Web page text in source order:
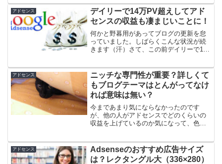
ンページらしいです...
アドセンス
デイリーで14万PV超えしてアド
センスの収益も凄まじいことに！
何かと野暮用があってブログの更新を怠
っていました。しばらくこんな状況が続
きます（汗）さて、この前デイリーで11
っていたのですが、今回はその数値を軽
く超えて14万PVアッ...
アドセンス
ニッチな専門性が重要？詳しくて
もブログテーマはとんがってなけ
れば意味は無い？
今まであまり気にならなかったのです
が、他の人がアドセンスでどのくらいの
収益を上げているのか気になって、色々
っても、有力なサイトと内容がかぶって
いると、収益性は上がらない...
アドセンス
Adsenseのおすすめ広告サイズ
は？レクタングル大（336×280）